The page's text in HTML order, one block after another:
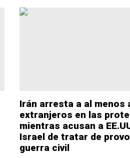
Irán arresta a al menos
extranjeros en las
mientras acusan a
Israel de tratar de
guerra civil